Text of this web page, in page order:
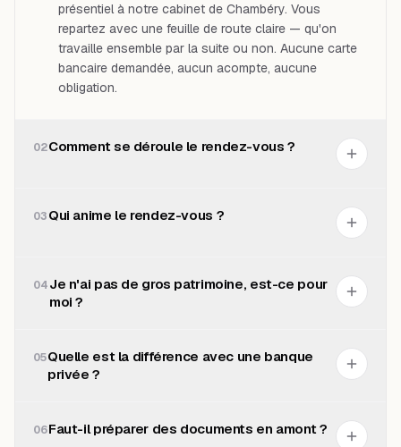
présentiel à notre cabinet de Chambéry. Vous
repartez avec une feuille de route claire — qu'on
travaille ensemble par la suite ou non. Aucune carte
bancaire demandée, aucun acompte, aucune
obligation.
02Comment se déroule le rendez-vous ?
03Qui anime le rendez-vous ?
04Je n'ai pas de gros patrimoine, est-ce pour
moi ?
05Quelle est la différence avec une banque
privée ?
06Faut-il préparer des documents en amont ?